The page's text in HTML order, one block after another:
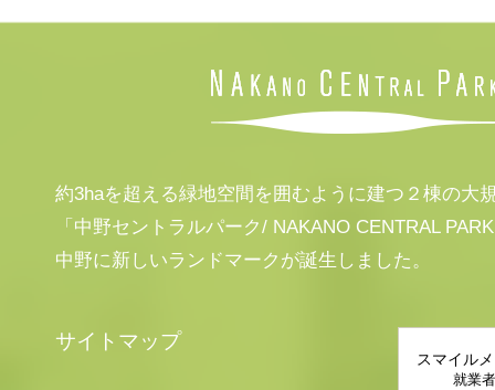
約3haを超える緑地空間を囲むように建つ２棟の大
「中野セントラルパーク/ NAKANO CENTRAL
中野に新しいランドマークが誕生しました。
サイトマップ
スマイル
就業